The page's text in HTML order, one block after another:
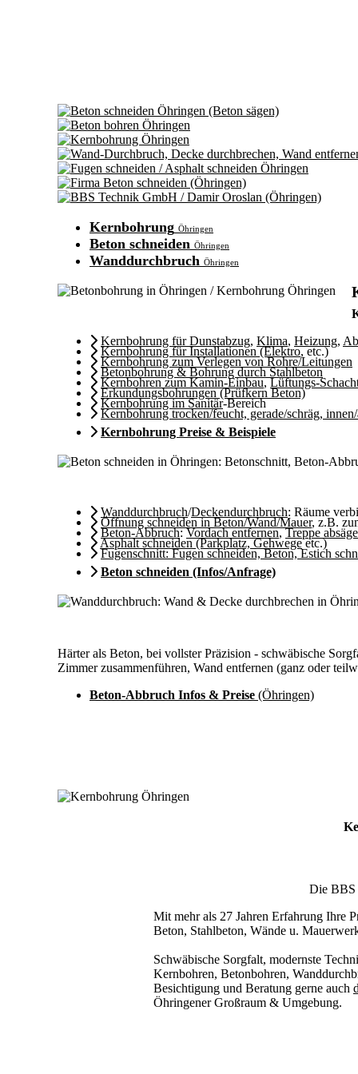
Kernbohrung Öhringen
Beton schneiden Öhringen
Wanddurchbruch Öhringen
Kernbohrung für Dunstabzug, Klima, Heizung,
Kernbohrung für Installationen (Elektro, etc.)
Kernbohrung zum Verlegen von Rohre/Leitungen
Betonbohrung & Bohrung durch Stahlbeton
Kernbohren zum Kamin-Einbau,Lüftungs-
Erkundungsbohrungen (Prüfkern Beton)
Kernbohrung im Sanitär-Bereich
Kernbohrung trocken/feucht, gerade/schräg,
Kernbohrung Preise & Beispiele
Wanddurchbruch/Deckendurchbruch: Räume
Öffnung schneiden in Beton/Wand/Mauer, z.B.
Beton-Abbruch:Vordach entfernen,Treppe
Asphalt schneiden (Parkplatz, Gehwegeetc.)
Fugenschnitt: Fugen schneiden, Beton, Estich
Beton schneiden (Infos/Anfrage)
Härter als Beton, bei vollster Präzision - schwäbische
Zimmer zusammenführen, Wand entfernen (ganz oder
Beton-Abbruch Infos & Preise (Öhringen)
Die BBS
Mit mehr als 27 Jahren Erfahrung Ihre
Beton, Stahlbeton, Wände u.
Schwäbische Sorgfalt, modernste
Kernbohren, Betonbohren,
Besichtigung und Beratung gerne auch
Öhringener Großraum & Umgebung.